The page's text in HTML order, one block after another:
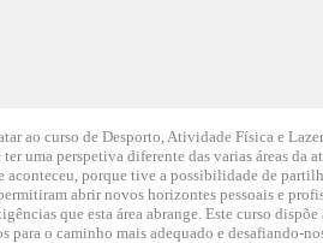
ao curso de Desporto, Atividade Física e
uma perspetiva diferente das varias áreas da
porque tive a possibilidade de
abrir novos horizontes pessoais e
que esta área abrange. Este curso
o caminho mais adequado e desafiando-